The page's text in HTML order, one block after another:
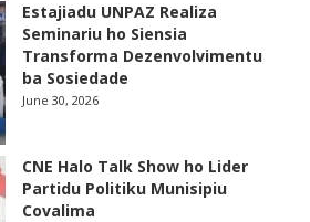
Estajiadu UNPAZ Realiza
Seminariu ho Siensia
Transforma Dezenvolvimentu
ba Sosiedade
June 30, 2026
CNE Halo Talk Show ho Lider
Partidu Politiku Munisipiu
Covalima